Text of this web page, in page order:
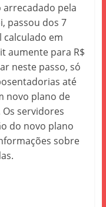
pela
passou dos 7
calculado em
aumente para R$
neste passo, só
até
novo plano de
servidores
do novo plano
sobre